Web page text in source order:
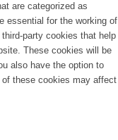
are categorized as
essential for the working of
party cookies that help
These cookies will be
also have the option to
these cookies may affect